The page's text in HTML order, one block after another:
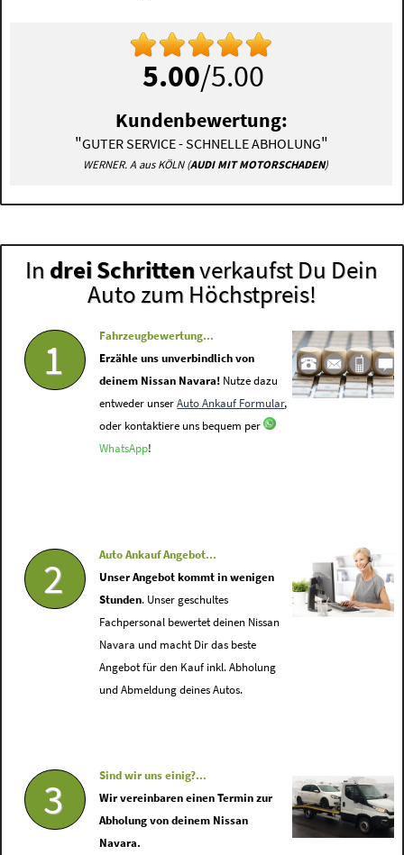
5.00/5.00
Kundenbewertung:
"GUTER SERVICE - SCHNELLE ABHOLUNG"
WERNER. A aus KÖLN (AUDI MIT MOTORSCHADEN)
In drei Schrittenverkaufst Du Dein
Auto zum Höchstpreis!
1
Fahrzeugbewertung...
Erzähle uns unverbindlich von
deinem Nissan Navara! Nutze dazu
entweder unserAuto Ankauf Formular,
oder kontaktiere uns bequem per
WhatsApp!
2
Auto Ankauf Angebot...
Unser Angebot kommt in wenigen
Stunden. Unser geschultes
Fachpersonal bewertet deinen Nissan
Navara und macht Dir das beste
Angebot für den Kauf inkl. Abholung
und Abmeldung deines Autos.
3
Sind wir uns einig?...
Wir vereinbaren einen Termin zur
Abholung von deinem Nissan
Navara.